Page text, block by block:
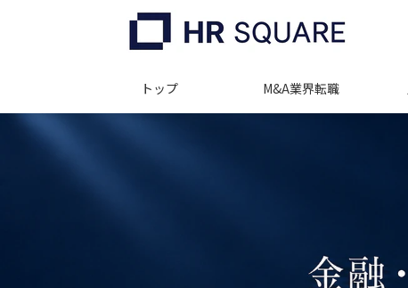
トップ M&A業界転職